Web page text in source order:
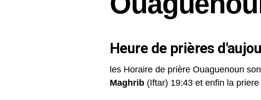
Heure de prières
les Horaire de prière Ouaguenoun
Maghrib (Iftar) 19:43 et enfin la priere